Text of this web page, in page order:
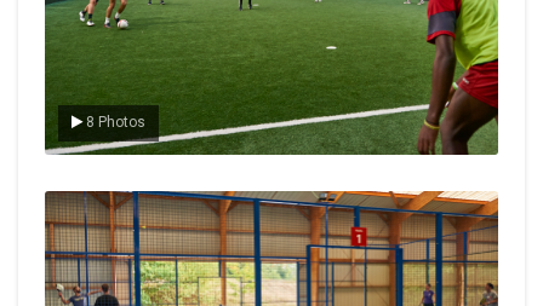
8 Photos
Le padel